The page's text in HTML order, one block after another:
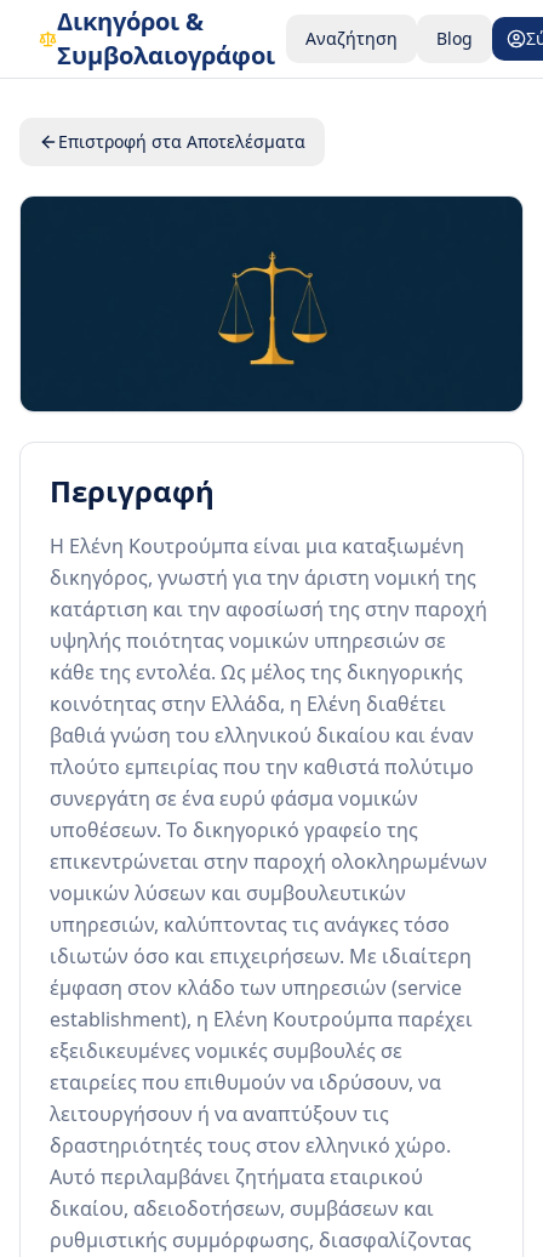
Δικηγόροι &
Συμβολαιογράφοι
Αναζήτηση Blog
Επιστροφή στα Αποτελέσματα
Περιγραφή
Η Ελένη Κουτρούμπα είναι μια καταξιωμένη
δικηγόρος, γνωστή για την άριστη νομική της
κατάρτιση και την αφοσίωσή της στην παροχή
υψηλής ποιότητας νομικών υπηρεσιών σε
κάθε της εντολέα. Ως μέλος της δικηγορικής
κοινότητας στην Ελλάδα, η Ελένη διαθέτει
βαθιά γνώση του ελληνικού δικαίου και έναν
πλούτο εμπειρίας που την καθιστά πολύτιμο
συνεργάτη σε ένα ευρύ φάσμα νομικών
υποθέσεων. Το δικηγορικό γραφείο της
επικεντρώνεται στην παροχή ολοκληρωμένων
νομικών λύσεων και συμβουλευτικών
υπηρεσιών, καλύπτοντας τις ανάγκες τόσο
ιδιωτών όσο και επιχειρήσεων. Με ιδιαίτερη
έμφαση στον κλάδο των υπηρεσιών (service
establishment), η Ελένη Κουτρούμπα παρέχει
εξειδικευμένες νομικές συμβουλές σε
εταιρείες που επιθυμούν να ιδρύσουν, να
λειτουργήσουν ή να αναπτύξουν τις
δραστηριότητές τους στον ελληνικό χώρο.
Αυτό περιλαμβάνει ζητήματα εταιρικού
δικαίου, αδειοδοτήσεων, συμβάσεων και
ρυθμιστικής συμμόρφωσης, διασφαλίζοντας